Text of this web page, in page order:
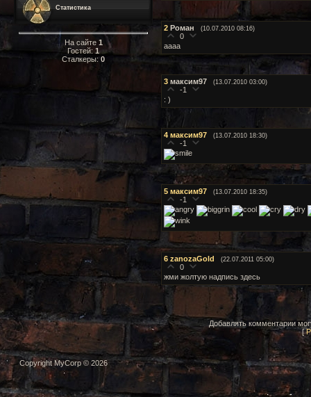
Статистика
На сайте 1
Гостей: 1
Сталкеры: 0
2 Роман (10.07.2010 08:16)
0
aaaa
3 максим97 (13.07.2010 03:00)
-1
: )
4 максим97 (13.07.2010 18:30)
-1
5 максим97 (13.07.2010 18:35)
-1
6 zanozaGold (22.07.2011 05:00)
0
жми жолтую надпись здесь
Добавлять комментарии
[
Copyright MyCorp © 2026